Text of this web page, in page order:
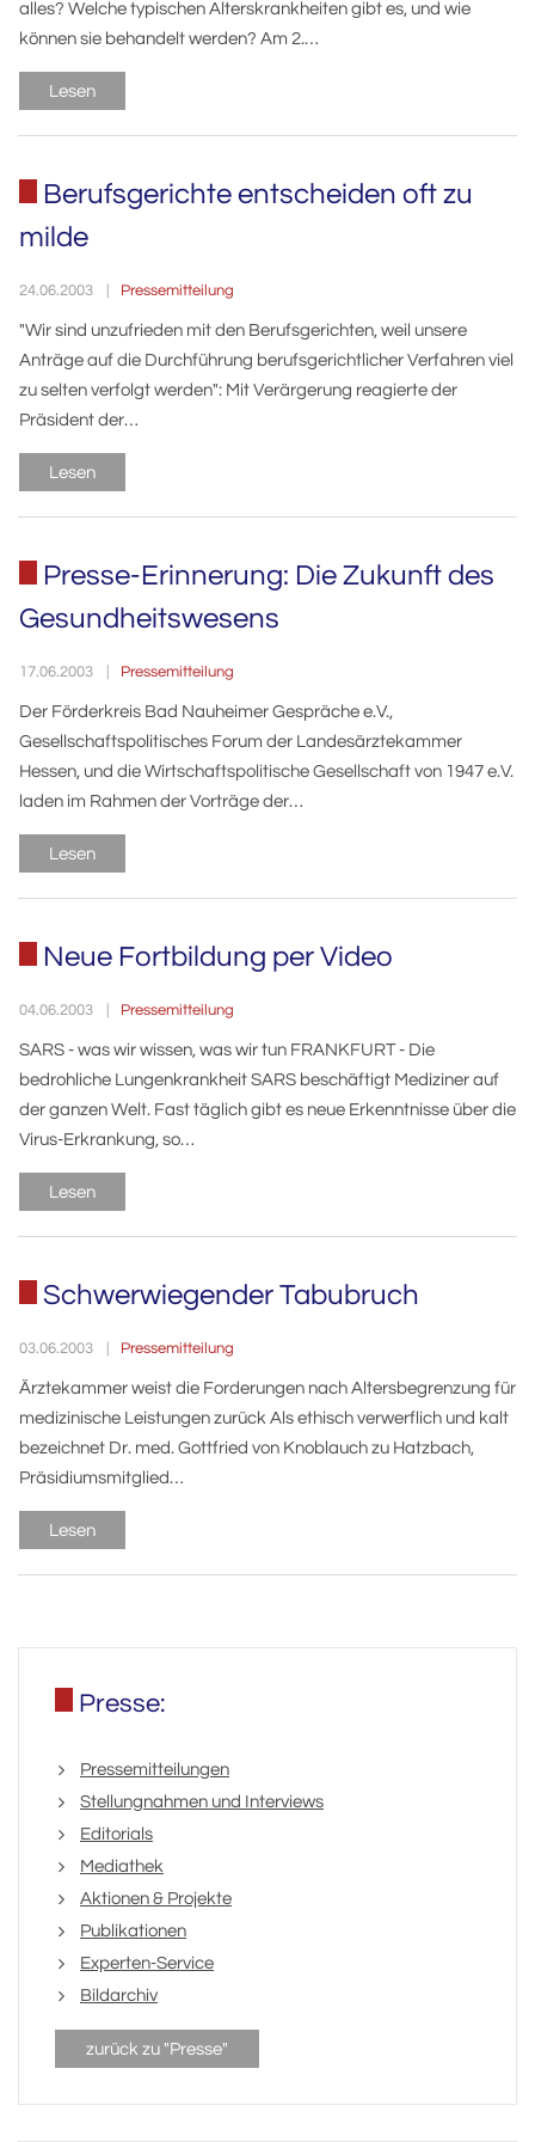
alles? Welche typischen Alterskrankheiten gibt es, und wie
können sie behandelt werden? Am 2.…
Lesen
Berufsgerichte entscheiden oft zu
milde
24.06.2003 Pressemitteilung
"Wir sind unzufrieden mit den Berufsgerichten, weil unsere
Anträge auf die Durchführung berufsgerichtlicher Verfahren viel
zu selten verfolgt werden": Mit Verärgerung reagierte der
Präsident der…
Lesen
Presse-Erinnerung: Die Zukunft des
Gesundheitswesens
17.06.2003 Pressemitteilung
Der Förderkreis Bad Nauheimer Gespräche e.V.,
Gesellschaftspolitisches Forum der Landesärztekammer
Hessen, und die Wirtschaftspolitische Gesellschaft von 1947 e.V.
laden im Rahmen der Vorträge der…
Lesen
Neue Fortbildung per Video
04.06.2003 Pressemitteilung
SARS - was wir wissen, was wir tun FRANKFURT - Die
bedrohliche Lungenkrankheit SARS beschäftigt Mediziner auf
der ganzen Welt. Fast täglich gibt es neue Erkenntnisse über die
Virus-Erkrankung, so…
Lesen
Schwerwiegender Tabubruch
03.06.2003 Pressemitteilung
Ärztekammer weist die Forderungen nach Altersbegrenzung für
medizinische Leistungen zurück Als ethisch verwerflich und kalt
bezeichnet Dr. med. Gottfried von Knoblauch zu Hatzbach,
Präsidiumsmitglied…
Lesen
Presse:
Pressemitteilungen
Stellungnahmen und Interviews
Editorials
Mediathek
Aktionen & Projekte
Publikationen
Experten-Service
Bildarchiv
zurück zu "Presse"